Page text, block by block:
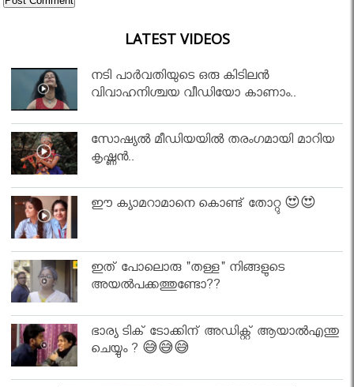
LATEST VIDEOS
നടി പാർവതിയുടെ ഒരു കിടിലൻ
വിവാഹനിശ്ചയ വീഡിയോ കാണാം..
സോഷ്യൽ മീഡിയയിൽ തരംഗമായി മാറിയ
കൃഷ്ണൻ..
ഈ ക്യാമറാമാനെ കൊണ്ട് തോറ്റു 😍😍
ഇത് പോലൊരു "തള്ള" നിങ്ങളുടെ
അയല്‍പക്കത്തുണ്ടോ??
ഭാര്യ ടിക് ടോക്കിന് അഡിക്റ്റ് ആയാൽഎന്തു
ചെയ്യും ? 😅😅😅